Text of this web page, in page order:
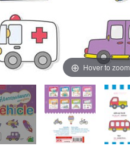
Hover to zoom